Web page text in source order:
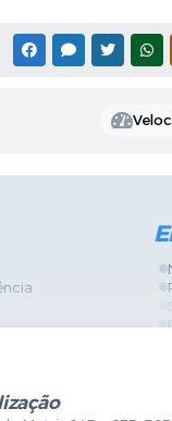
FACEBOOKMESSENGER
TWITTER